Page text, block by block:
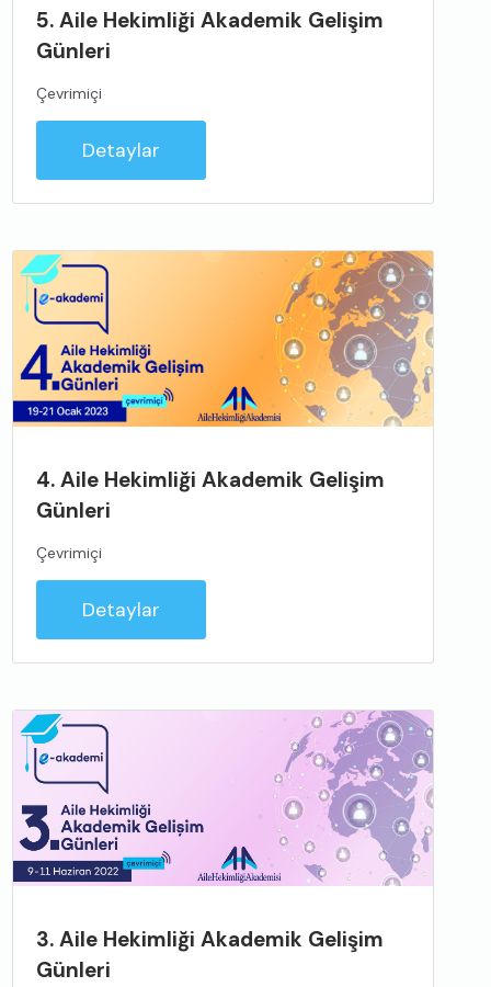
5. Aile Hekimliği Akademik Gelişim
Günleri
Çevrimiçi
Detaylar
4. Aile Hekimliği Akademik Gelişim
Günleri
Çevrimiçi
Detaylar
3. Aile Hekimliği Akademik Gelişim
Günleri